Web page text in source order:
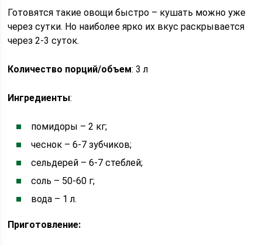
Готовятся такие овощи быстро – кушать можно уже
через сутки. Но наиболее ярко их вкус раскрывается
через 2-3 суток.
Количество порций/объем: 3 л
Ингредиенты:
помидоры – 2 кг;
чеснок – 6-7 зубчиков;
сельдерей – 6-7 стеблей;
соль – 50-60 г;
вода – 1 л.
Приготовление: